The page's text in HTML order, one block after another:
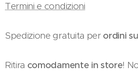
Termini e condizioni
Spedizione gratuita perordini
Ritira comodamente in store!